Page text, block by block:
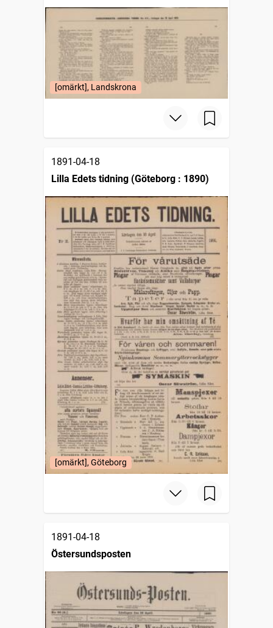
[omärkt], Landskrona
1891-04-18
Lilla Edets tidning (Göteborg : 1890)
[omärkt], Göteborg
1891-04-18
Östersundsposten